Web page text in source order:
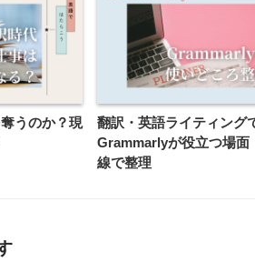
うのか？現
翻訳・英語ライティング
Grammarlyが役立つ場面
線で整理